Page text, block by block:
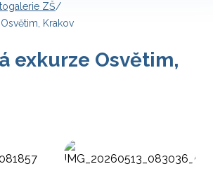
ZŠ/
Krakov
exkurze Osvětim,